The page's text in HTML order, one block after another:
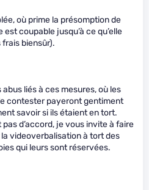
où prime la présomption de
coupable jusqu’à ce qu’elle
biensûr).
liés à ces mesures, où les
contester payeront gentiment
savoir si ils étaient en tort.
d’accord, je vous invite à faire
videoverbalisation à tort des
qui leurs sont réservées.